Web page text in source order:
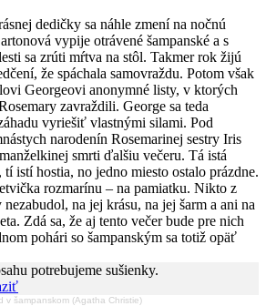
dedičky sa náhle zmení na nočnú
vypije otrávené šampanské a s
sa zrúti mŕtva na stôl. Takmer rok žijú
že spáchala samovraždu. Potom však
Georgeovi anonymné listy, v ktorých
zavraždili. George sa teda
vyriešiť vlastnými silami. Pod
narodenín Rosemarinej sestry Iris
smrti ďalšiu večeru. Tá istá
tí istí hostia, no jedno miesto ostalo prázdne.
rozmarínu – na pamiatku. Nikto z
na jej krásu, na jej šarm a ani na
Zdá sa, že aj tento večer bude pre nich
pohári so šampanským sa totiž opäť
potrebujeme sušienky.
v šampanskom (Agatha Christie)